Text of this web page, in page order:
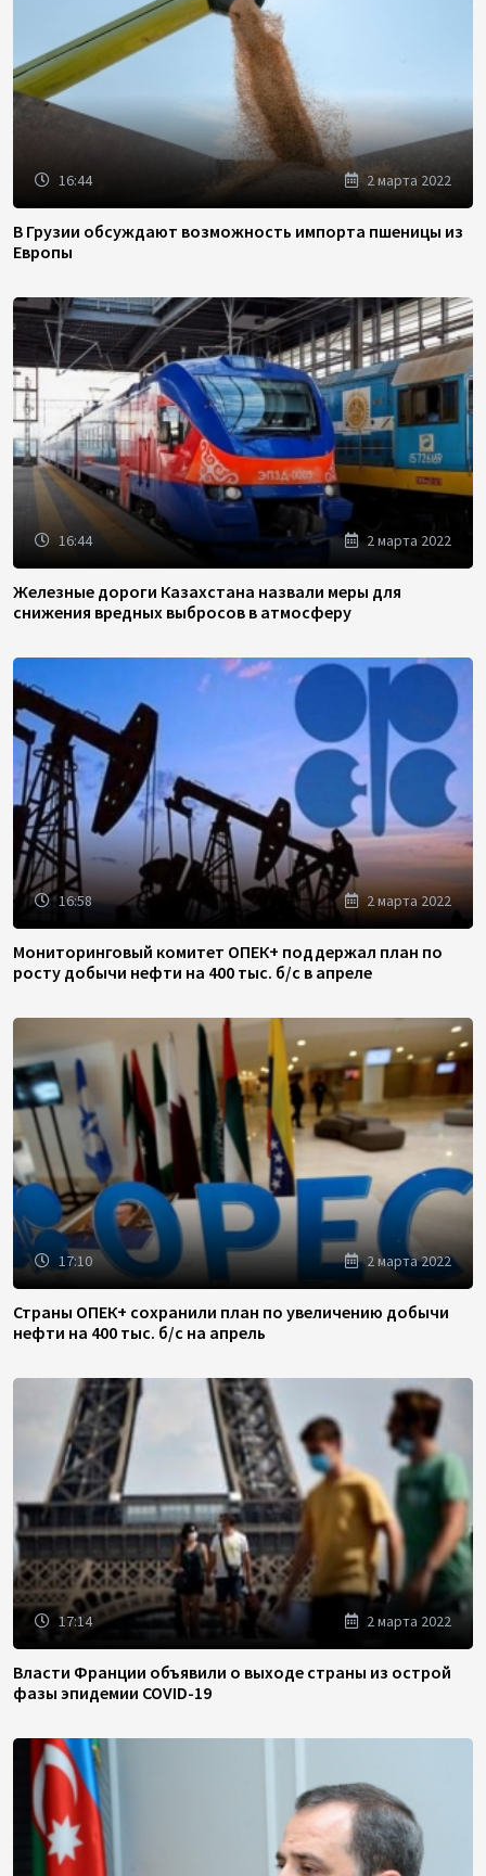
16:44 2 марта 2022
В Грузии обсуждают возможность импорта пшеницы из
Европы
16:44 2 марта 2022
Железные дороги Казахстана назвали меры для
снижения вредных выбросов в атмосферу
16:58 2 марта 2022
Мониторинговый комитет ОПЕК+ поддержал план по
росту добычи нефти на 400 тыс. б/с в апреле
17:10 2 марта 2022
Страны ОПЕК+ сохранили план по увеличению добычи
нефти на 400 тыс. б/с на апрель
17:14 2 марта 2022
Власти Франции объявили о выходе страны из острой
фазы эпидемии COVID-19